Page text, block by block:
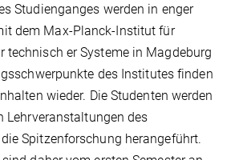
Studienganges werden in enger
dem Max-Planck-Institut für
technisch er Systeme in Magdeburg
des Institutes finden
wieder. Die Studenten werden
Lehrveranstaltungen des
Spitzenforschung herangeführt.